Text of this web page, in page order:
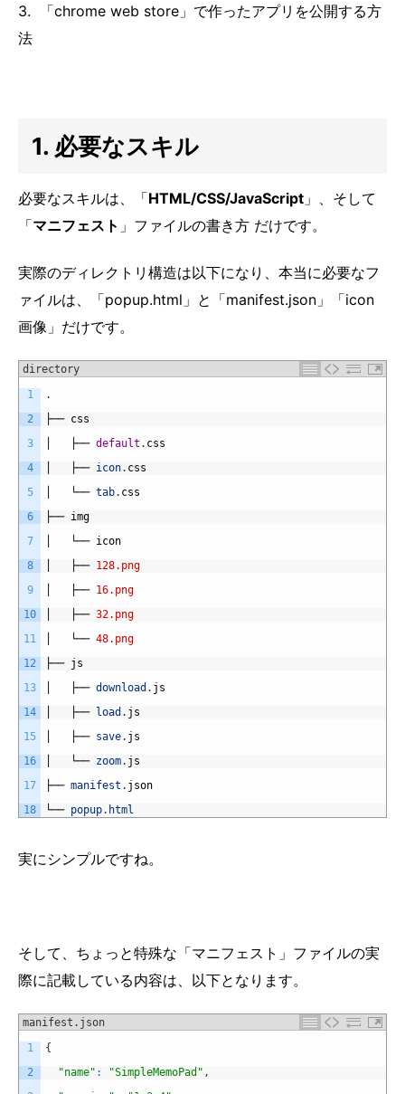
3. 「chrome web store」で作ったアプリを公開する方
法
1. 必要なスキル
必要なスキルは、「HTML/CSS/JavaScript 」、そして
「マニフェスト 」ファイルの書き方 だけです。
実際のディレクトリ構造は以下になり、本当に必要なフ
ァイルは、「popup.html」と「manifest.json」「icon
画像」だけです。
directory
1
2
3
4
5
6
7
8
9
10
11
12
13
14
15
16
17
18
.
├── css
├── default . css
├── icon. css
└── tab. css
├── img
└── icon
├── 128.png
├── 16.png
├── 32.png
└── 48.png
├── js
├── download . js
├── load . js
├── save. js
└── zoom. js
├── manifest . json
└── popup. html
実にシンプルですね。
そして、ちょっと特殊な「マニフェスト」ファイルの実
際に記載している内容は、以下となります。
manifest.json
1
2
{
"name" : "SimpleMemoPad" ,